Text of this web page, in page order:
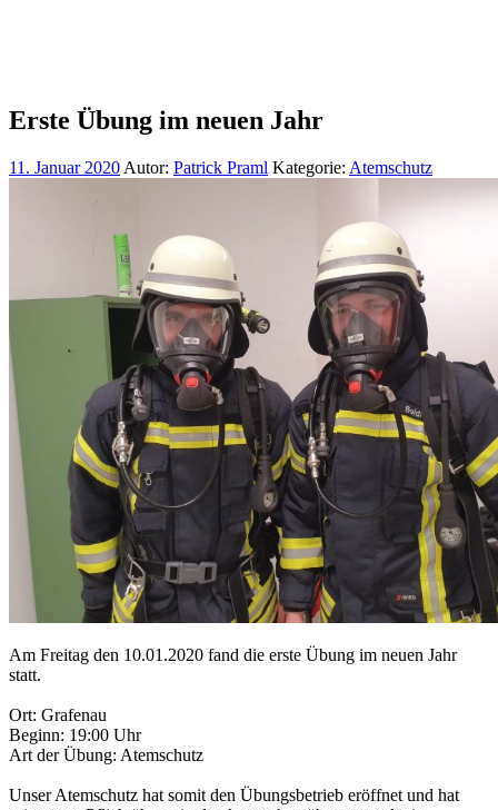
Erste Übung im neuen Jahr
11. Januar 2020 Autor: Patrick Praml Kategorie: Atemschutz
Am Freitag den 10.01.2020 fand die erste Übung im neuen Jahr
statt.
Ort: Grafenau
Beginn: 19:00 Uhr
Art der Übung: Atemschutz
Unser Atemschutz hat somit den Übungsbetrieb eröffnet und hat